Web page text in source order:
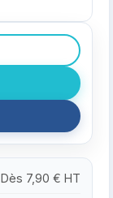
Dès 7,90 € HT